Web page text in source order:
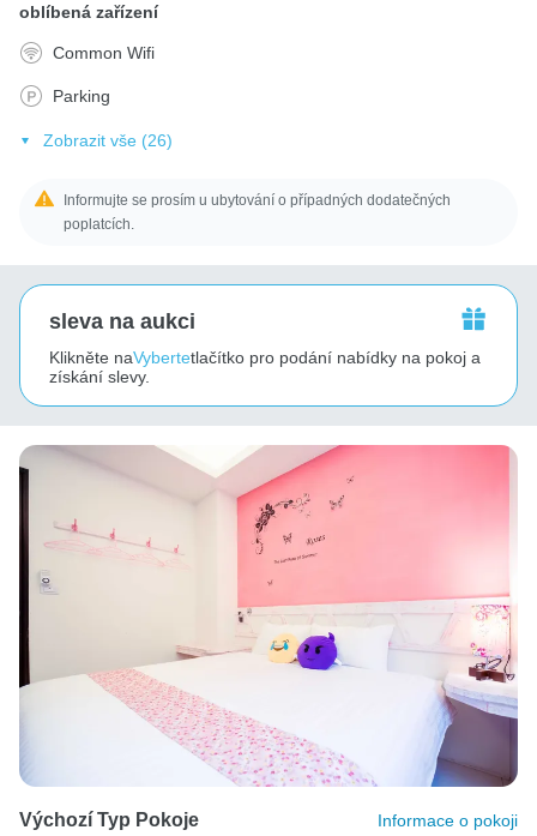
oblíbená zařízení
Common Wifi
Parking
Zobrazit vše (26)
Informujte se prosím u ubytování o případných dodatečných
poplatcích.
sleva na aukci
Klikněte naVybertetlačítko pro podání nabídky na pokoj a
získání slevy.
Výchozí Typ Pokoje Informace o pokoji